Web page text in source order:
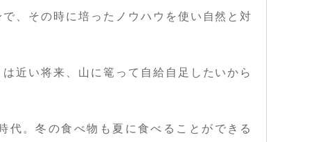
、その時に培ったノウハウを使い自然と対
近い将来、山に篭って自給自足したいから
代。冬の食べ物も夏に食べることができる